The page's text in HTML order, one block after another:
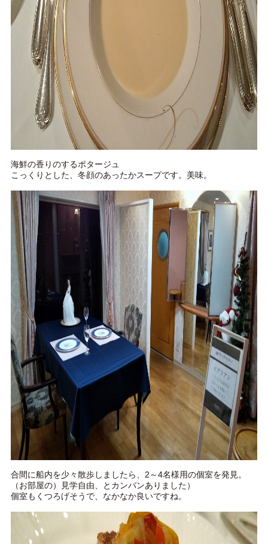
海鮮の香りのするポタージュ
こっくりとした、冬顔のあったかスープです。美味。
合間に船内を少々散歩しましたら、2～4名様用の個室を発見。
（お部屋の）見学自由、とカンバンありました）
個室もくつろげそうで、なかなか良いですね。